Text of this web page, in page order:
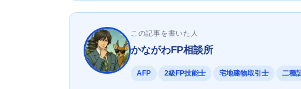
この記事を書いた人
かながわFP相談所
AFP 2級FP技能士 宅地建物取引士 二種